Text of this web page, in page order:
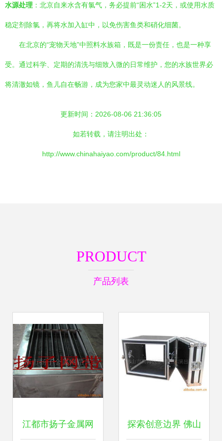
水源处理 ：北京自来水含有氯气，务必提前“困水”1-2天，或使用水质
稳定剂除氯，再将水加入缸中，以免伤害鱼类和硝化细菌。
在北京的“宠物天地”中照料水族箱，既是一份责任，也是一种享
受。通过科学、定期的清洗与细致入微的日常维护，您的水族世界必
将清澈如镜，鱼儿自在畅游，成为您家中最灵动迷人的风景线。
更新时间：2026-08-06 21:36:05
如若转载，请注明出处：
http://www.chinahaiyao.com/product/84.html
PRODUCT
产品列表
江都市扬子金属网 探索创意边界 佛山